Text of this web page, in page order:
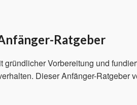
Ratgeber
Vorbereitung und
Dieser Anfänger-